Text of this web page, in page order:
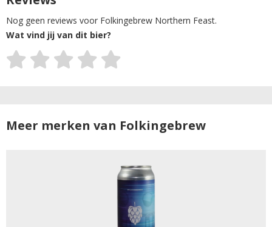
Nog geen reviews voor Folkingebrew Northern Feast.
Wat vind jij van dit bier?
Meer merken van Folkingebrew